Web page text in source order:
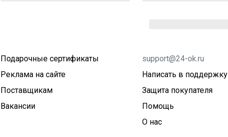
Подарочные сертификаты
Реклама на сайте
Поставщикам
Вакансии
support@24-ok.ru
Написать в поддержку
Защита покупателя
Помощь
О нас